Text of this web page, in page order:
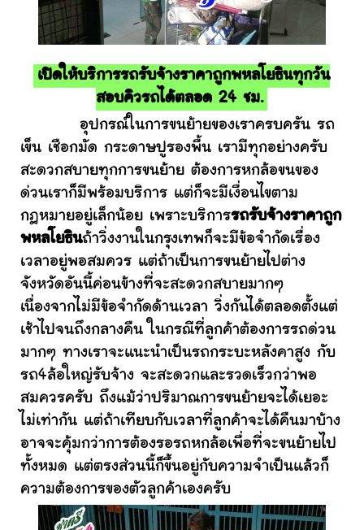
เปิดให้บริการรถรับจ้างราคาถูกพหลโยธินทุกวัน
สอบคิวรถได้ตลอด 24 ชม.
อุปกรณ์ในการขนย้ายของเราครบครัน รถ
เข็น เชือกมัด กระดาษปูรองพื้น เรามีทุกอย่างครับ
สะดวกสบายทุกการขนย้าย ต้องการหกล้อขนของ
ด่วนเราก็มีพร้อมบริการ แต่ก็จะมีเงื่อนไขตาม
กฎหมายอยู่เล็กน้อย เพราะบริการรถรับจ้างราคาถูก
พหลโยธินถ้าวิ่งงานในกรุงเทพก็จะมีข้อจำกัดเรื่อง
เวลาอยู่พอสมควร แต่ถ้าเป็นการขนย้ายไปต่าง
จังหวัดอันนี้ค่อนข้างที่จะสะดวกสบายมากๆ
เนื่องจากไม่มีข้อจำกัดด้านเวลา วิ่งกันได้ตลอดตั้งแต่
เช้าไปจนถึงกลางคืน ในกรณีที่ลูกค้าต้องการรถด่วน
มากๆ ทางเราจะแนะนำเป็นรถกระบะหลังคาสูง กับ
รถ4ล้อใหญ่รับจ้าง จะสะดวกและรวดเร็วกว่าพอ
สมควรครับ ถึงแม้ว่าปริมาณการขนย้ายจะได้เยอะ
ไม่เท่ากัน แต่ถ้าเทียบกับเวลาที่ลูกค้าจะได้คืนมาบ้าง
อาจจะคุ้มกว่าการต้องรอรถหกล้อเพื่อที่จะขนย้ายไป
ทั้งหมด แต่ตรงส่วนนี้ก็ขึ้นอยู่กับความจำเป็นแล้วก็
ความต้องการของตัวลูกค้าเองครับ